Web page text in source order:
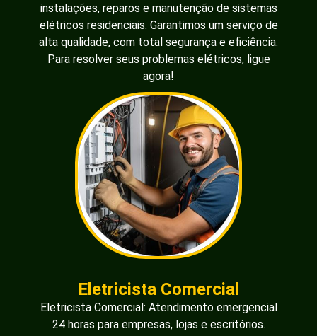
problemas de falta de energia. Técnicos
especializados em restabelecer o fornecimento
elétrico de forma rápida e segura, garantindo o
funcionamento adequado do sistema. Ligue agora!
Serviço P/ Chuveiro
Serviço p/ Chuveiro: Atendimento emergencial 24h
para instalação, reparo e manutenção de chuveiros
elétricos. Solucionamos problemas de aquecimento,
fiação e troca de resistências com rapidez e
segurança. Profissionais qualificados à disposição.
Ligue agora!
Serviço P/ Torneira
Serviço p/ Torneira Elétrica: Atendimento